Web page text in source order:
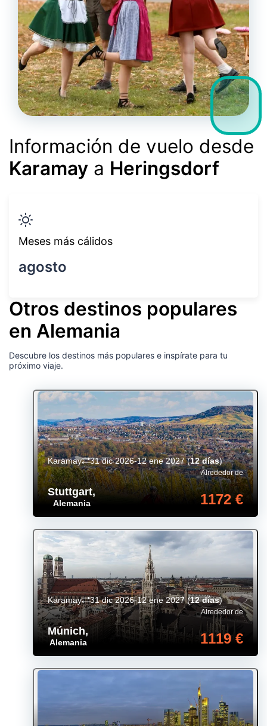
Información de vuelo desde
Karamay a Heringsdorf
Meses más cálidos
agosto
Otros destinos populares
en Alemania
Descubre los destinos más populares e inspírate para tu
próximo viaje.
Stuttgart,
Alemania
Alrededor de
1172 €
Karamay 31 dic 2026-12 ene 2027(12 días)
Múnich,
Alemania
Alrededor de
1119 €
Karamay 31 dic 2026-12 ene 2027(12 días)